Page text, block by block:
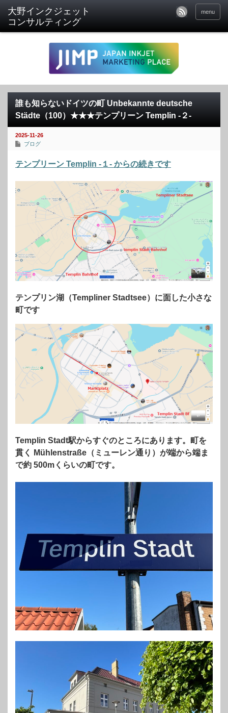
menu
誰も知らないドイツの町 Unbekannte deutsche
Städte（100）★★★テンプリーン Templin -２-
2025-11-26
ブログ
テンプリーン Templin -１- からの続きです
テンプリン湖（Templiner Stadtsee）に面した小さな
町です
Templin Stadt駅からすぐのところにあります。町を
貫く Mühlenstraße（ミューレン通り）が端から端ま
で約 500mくらいの町です。